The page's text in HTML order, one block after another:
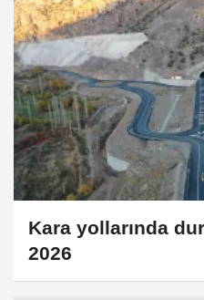
Kara yollarında
2026